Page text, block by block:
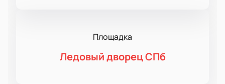
Площадка
Ледовый дворец СПб